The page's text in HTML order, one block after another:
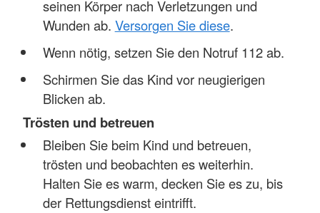
seinen Körper nach Verletzungen und
Wunden ab. Versorgen Sie diese.
Wenn nötig, setzen Sie den Notruf 112 ab.
Schirmen Sie das Kind vor neugierigen
Blicken ab.
Trösten und betreuen
Bleiben Sie beim Kind und betreuen,
trösten und beobachten es weiterhin.
Halten Sie es warm, decken Sie es zu, bis
der Rettungsdienst eintrifft.